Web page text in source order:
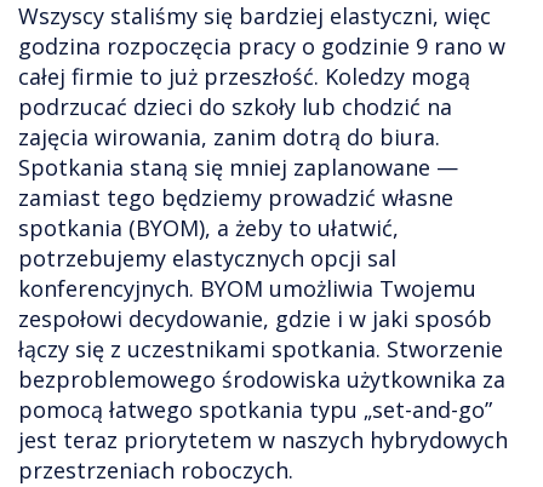
Wszyscy staliśmy się bardziej elastyczni, więc
godzina rozpoczęcia pracy o godzinie 9 rano w
całej firmie to już przeszłość. Koledzy mogą
podrzucać dzieci do szkoły lub chodzić na
zajęcia wirowania, zanim dotrą do biura.
Spotkania staną się mniej zaplanowane —
zamiast tego będziemy prowadzić własne
spotkania (BYOM), a żeby to ułatwić,
potrzebujemy elastycznych opcji sal
konferencyjnych. BYOM umożliwia Twojemu
zespołowi decydowanie, gdzie i w jaki sposób
łączy się z uczestnikami spotkania. Stworzenie
bezproblemowego środowiska użytkownika za
pomocą łatwego spotkania typu „set-and-go”
jest teraz priorytetem w naszych hybrydowych
przestrzeniach roboczych.